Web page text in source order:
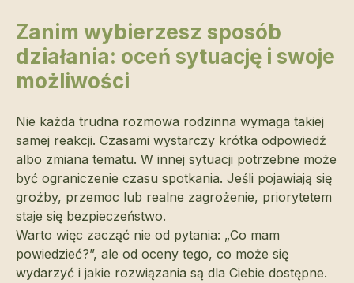
Zanim wybierzesz sposób
działania: oceń sytuację i swoje
możliwości
Nie każda trudna rozmowa rodzinna wymaga takiej
samej reakcji. Czasami wystarczy krótka odpowiedź
albo zmiana tematu. W innej sytuacji potrzebne może
być ograniczenie czasu spotkania. Jeśli pojawiają się
groźby, przemoc lub realne zagrożenie, priorytetem
staje się bezpieczeństwo.
Warto więc zacząć nie od pytania: „Co mam
powiedzieć?”, ale od oceny tego, co może się
wydarzyć i jakie rozwiązania są dla Ciebie dostępne.